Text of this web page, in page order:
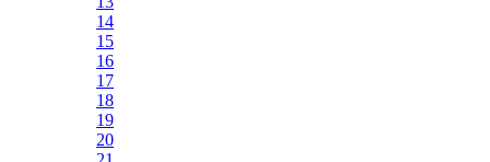
14
15
16
17
18
19
20